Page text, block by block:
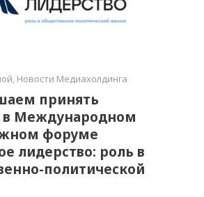
, Новости Медиахолдинга
принять
в Международном
форуме
лидерство: роль в
политической